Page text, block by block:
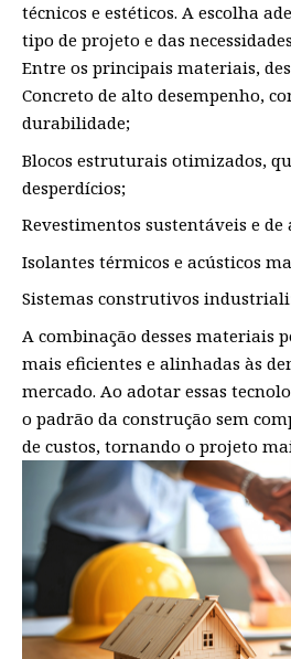
técnicos e estéticos. A escolha
tipo de projeto e das
Entre os principais materiais,
Concreto de alto desempenho,
durabilidade;
Blocos estruturais otimizados,
desperdícios;
Revestimentos sustentáveis e
Isolantes térmicos e acústicos
Sistemas construtivos
A combinação desses materiais
mais eficientes e alinhadas às
mercado. Ao adotar essas
o padrão da construção sem
de custos, tornando o projeto